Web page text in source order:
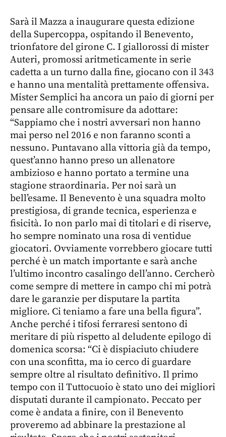
Sarà il Mazza a inaugurare questa edizione
della Supercoppa, ospitando il Benevento,
trionfatore del girone C. I giallorossi di mister
Auteri, promossi aritmeticamente in serie
cadetta a un turno dalla fine, giocano con il 343
e hanno una mentalità prettamente offensiva.
Mister Semplici ha ancora un paio di giorni per
pensare alle contromisure da adottare:
“Sappiamo che i nostri avversari non hanno
mai perso nel 2016 e non faranno sconti a
nessuno. Puntavano alla vittoria già da tempo,
quest’anno hanno preso un allenatore
ambizioso e hanno portato a termine una
stagione straordinaria. Per noi sarà un
bell’esame. Il Benevento è una squadra molto
prestigiosa, di grande tecnica, esperienza e
fisicità. Io non parlo mai di titolari e di riserve,
ho sempre nominato una rosa di ventidue
giocatori. Ovviamente vorrebbero giocare tutti
perché è un match importante e sarà anche
l’ultimo incontro casalingo dell’anno. Cercherò
come sempre di mettere in campo chi mi potrà
dare le garanzie per disputare la partita
migliore. Ci teniamo a fare una bella figura”.
Anche perché i tifosi ferraresi sentono di
meritare di più rispetto al deludente epilogo di
domenica scorsa: “Ci è dispiaciuto chiudere
con una sconfitta, ma io cerco di guardare
sempre oltre al risultato definitivo. Il primo
tempo con il Tuttocuoio è stato uno dei migliori
disputati durante il campionato. Peccato per
come è andata a finire, con il Benevento
proveremo ad abbinare la prestazione al